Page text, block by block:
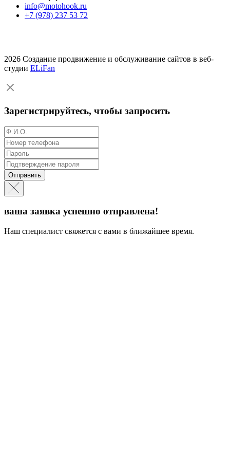
info@motohook.ru
+7 (978) 237 53 72
2026 Создание продвижение и обслуживание сайтов в веб-
студии ELiFan
Зарегистрируйтесь, чтобы запросить
Отправить
ваша заявка успешно отправлена!
Наш специалист свяжется с вами в ближайшее время.